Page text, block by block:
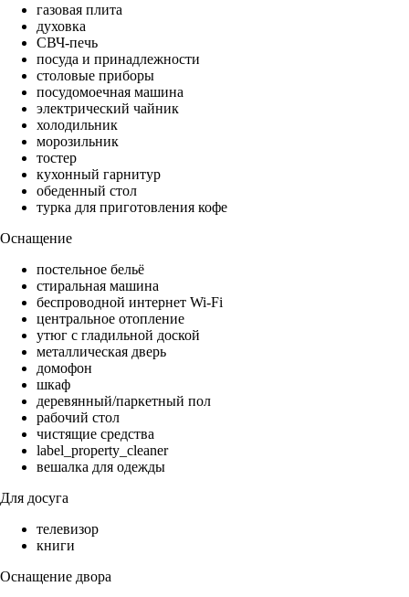
газовая плита
духовка
СВЧ-печь
посуда и принадлежности
столовые приборы
посудомоечная машина
электрический чайник
холодильник
морозильник
тостер
кухонный гарнитур
обеденный стол
турка для приготовления кофе
Оснащение
постельное бельё
стиральная машина
беспроводной интернет Wi-Fi
центральное отопление
утюг с гладильной доской
металлическая дверь
домофон
шкаф
деревянный/паркетный пол
рабочий стол
чистящие средства
label_property_cleaner
вешалка для одежды
Для досуга
телевизор
книги
Оснащение двора